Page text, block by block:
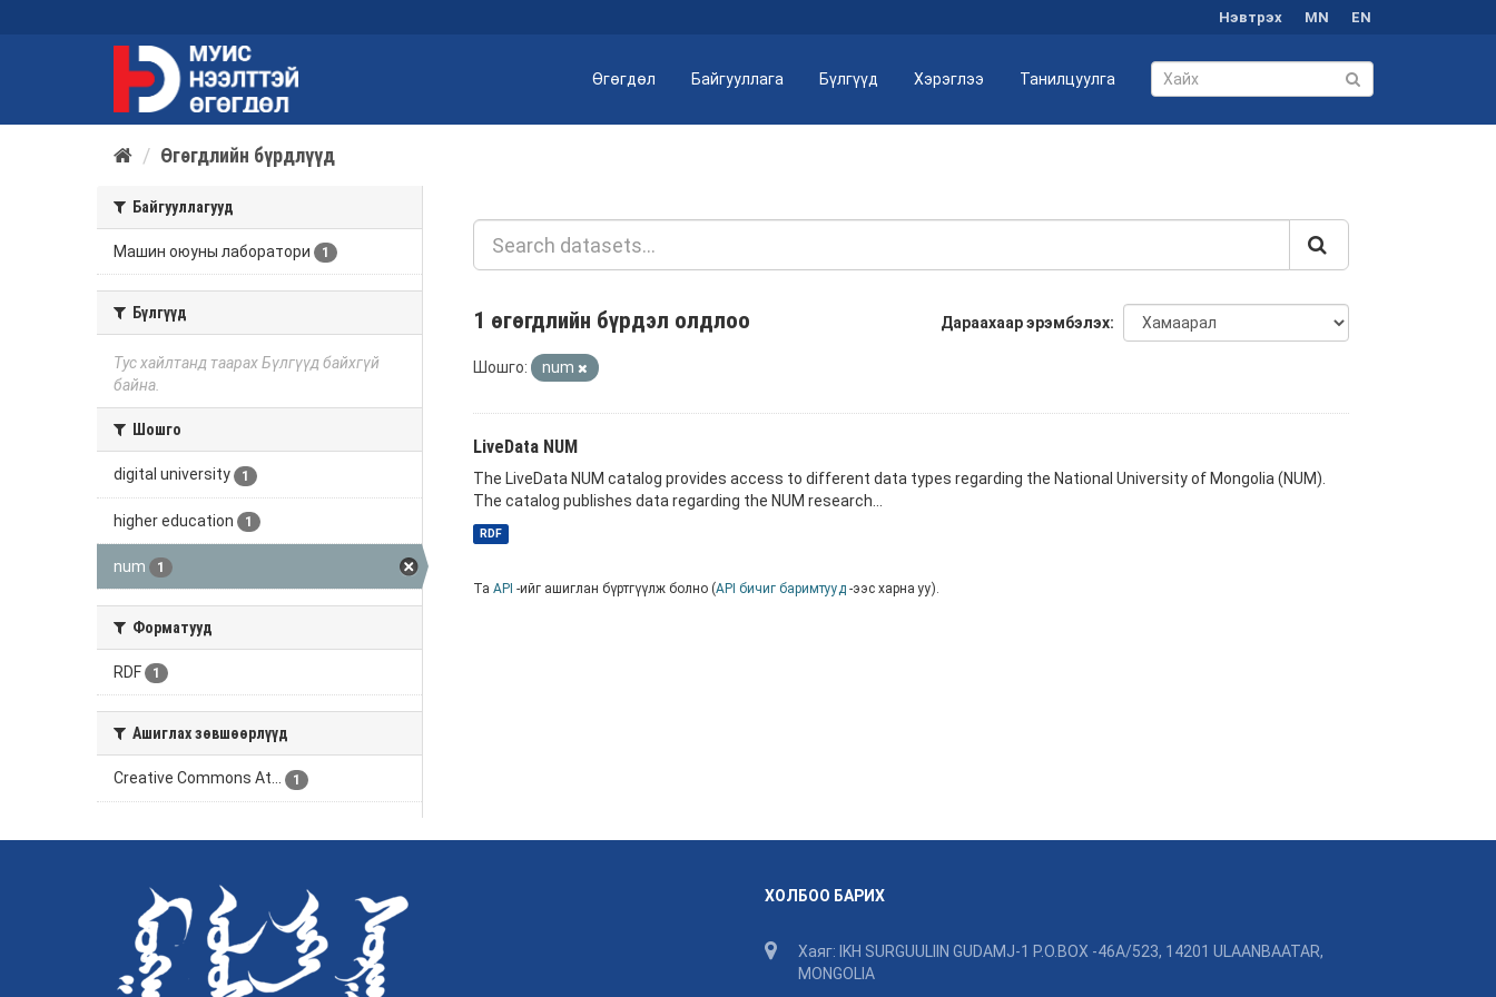
Нэвтрэх MN EN
Өгөгдөл Байгууллага Бүлгүүд Хэрэглээ Танилцуулга
Өгөгдлийн бүрдлүүд
Байгууллагууд
Машин оюуны лаборатори 1
Бүлгүүд
Тус хайлтанд таарах Бүлгүүд байхгүй
байна.
Шошго
digital university 1
higher education 1
num 1
Форматууд
RDF 1
Ашиглах зөвшөөрлүүд
Creative Commons At... 1
Дараахаар эрэмбэлэх
1 өгөгдлийн бүрдэл олдлоо
Шошго: num
LiveData NUM
The LiveData NUM catalog provides access to different data types regarding the National University of Mongolia (NUM).
The catalog publishes data regarding the NUM research...
RDF
Та API -ийг ашиглан бүртгүүлж болно (API бичиг баримтууд-ээс харна уу).
ХОЛБОО БАРИХ
Хаяг: IKH SURGUULIIN GUDAMJ-1 P.O.BOX -46A/523, 14201 ULAANBAATAR,
MONGOLIA